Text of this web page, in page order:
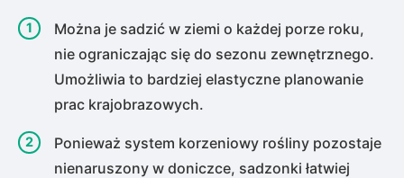
Można je sadzić w ziemi o każdej porze roku,
nie ograniczając się do sezonu zewnętrznego.
Umożliwia to bardziej elastyczne planowanie
prac krajobrazowych.
Ponieważ system korzeniowy rośliny pozostaje
nienaruszony w doniczce, sadzonki łatwiej